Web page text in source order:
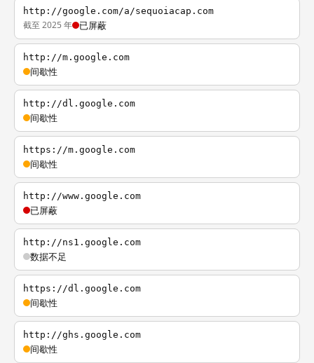
http://google.com/a/sequoiacap.com
截至 2025 年 已屏蔽
http://m.google.com
间歇性
http://dl.google.com
间歇性
https://m.google.com
间歇性
http://www.google.com
已屏蔽
http://ns1.google.com
数据不足
https://dl.google.com
间歇性
http://ghs.google.com
间歇性